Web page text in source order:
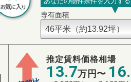
専有面積
推定賃料価格相場
13.7万円〜